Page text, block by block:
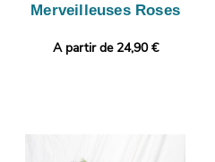
Merveilleuses Roses
A partir de 24,90 €